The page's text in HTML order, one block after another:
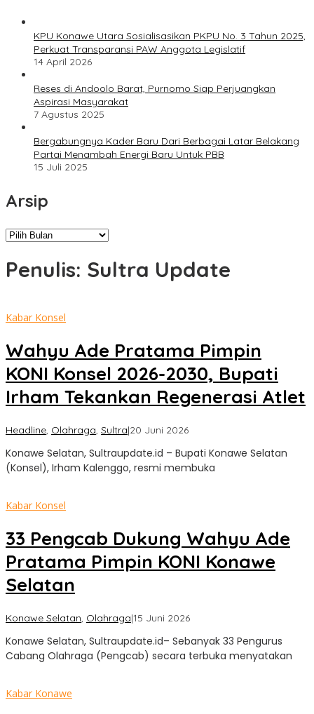
KPU Konawe Utara Sosialisasikan PKPU No. 3 Tahun 2025,
Perkuat Transparansi PAW Anggota Legislatif
14 April 2026
Reses di Andoolo Barat, Purnomo Siap Perjuangkan
Aspirasi Masyarakat
7 Agustus 2025
Bergabungnya Kader Baru Dari Berbagai Latar Belakang
Partai Menambah Energi Baru Untuk PBB
15 Juli 2025
Arsip
Arsip
Penulis: Sultra Update
Kabar Konsel
Wahyu Ade Pratama Pimpin
KONI Konsel 2026-2030, Bupati
Irham Tekankan Regenerasi Atlet
Headline, Olahraga, Sultra|20 Juni 2026oleh
Update
Konawe Selatan, Sultraupdate.id – Bupati Konawe Selatan
(Konsel), Irham Kalenggo, resmi membuka
Kabar Konsel
33 Pengcab Dukung Wahyu Ade
Pratama Pimpin KONI Konawe
Selatan
Konawe Selatan, Olahraga|15 Juni 2026oleh
Update
Konawe Selatan, Sultraupdate.id– Sebanyak 33 Pengurus
Cabang Olahraga (Pengcab) secara terbuka menyatakan
Kabar Konawe